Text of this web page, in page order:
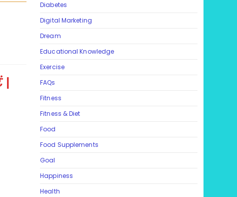
|
Diabetes
Digital Marketing
Dream
Educational Knowledge
Exercise
FAQs
Fitness
Fitness & Diet
Food
Food Supplements
Goal
Happiness
Health